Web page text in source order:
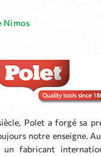
Nimos
Polet a forgé sa
notre enseigne.
un fabricant